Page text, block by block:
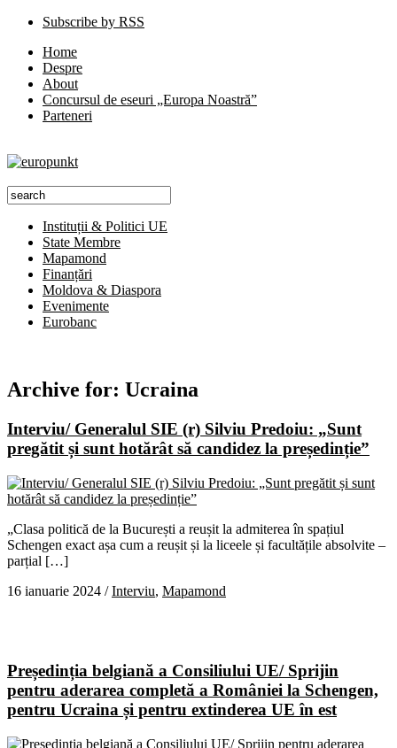
Subscribe by RSS
Home
Despre
About
Concursul de eseuri „Europa Noastră”
Parteneri
Instituții & Politici UE
State Membre
Mapamond
Finanțări
Moldova & Diaspora
Evenimente
Eurobanc
Archive for: Ucraina
Interviu/ Generalul SIE (r) Silviu Predoiu: „Sunt
pregătit și sunt hotărât să candidez la președinție”
„Clasa politică de la București a reușit la admiterea în spațiul
Schengen exact așa cum a reușit și la liceele și facultățile absolvite –
parțial […]
16 ianuarie 2024 /Interviu, Mapamond
Președinția belgiană a Consiliului UE/ Sprijin
pentru aderarea completă a României la Schengen,
pentru Ucraina și pentru extinderea UE în est